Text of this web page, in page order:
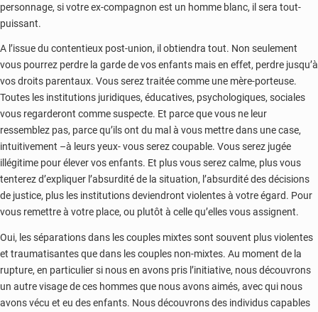
personnage, si votre ex-compagnon est un homme blanc, il sera tout-
puissant.
A l’issue du contentieux post-union, il obtiendra tout. Non seulement
vous pourrez perdre la garde de vos enfants mais en effet, perdre jusqu’à
vos droits parentaux. Vous serez traitée comme une mère-porteuse.
Toutes les institutions juridiques, éducatives, psychologiques, sociales
vous regarderont comme suspecte. Et parce que vous ne leur
ressemblez pas, parce qu’ils ont du mal à vous mettre dans une case,
intuitivement –à leurs yeux- vous serez coupable. Vous serez jugée
illégitime pour élever vos enfants. Et plus vous serez calme, plus vous
tenterez d’expliquer l’absurdité de la situation, l’absurdité des décisions
de justice, plus les institutions deviendront violentes à votre égard. Pour
vous remettre à votre place, ou plutôt à celle qu’elles vous assignent.
Oui, les séparations dans les couples mixtes sont souvent plus violentes
et traumatisantes que dans les couples non-mixtes. Au moment de la
rupture, en particulier si nous en avons pris l’initiative, nous découvrons
un autre visage de ces hommes que nous avons aimés, avec qui nous
avons vécu et eu des enfants. Nous découvrons des individus capables